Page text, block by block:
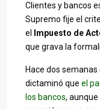
Clientes y bancos
Supremo fije el
el
Impuesto de
que grava la
Hace dos semanas
dictaminó que el
los bancos,